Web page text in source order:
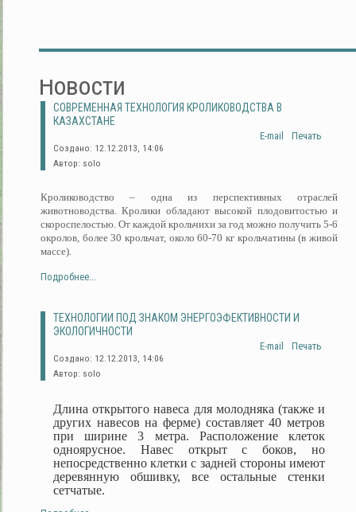
Новости
СОВРЕМЕННАЯ ТЕХНОЛОГИЯ КРОЛИКОВОДСТВА В
КАЗАХСТАНЕ
Печать
E-mail
Создано: 12.12.2013, 14:06
Автор: solo
Кролиководство – одна из перспективных отраслей
животноводства. Кролики обладают высокой плодовитостью и
скороспелостью. От каждой крольчихи за год можно получить 5-6
окролов, более 30 крольчат, около 60-70 кг крольчатины (в живой
массе).
Подробнее...
ТЕХНОЛОГИИ ПОД ЗНАКОМ ЭНЕРГОЭФЕКТИВНОСТИ И
ЭКОЛОГИЧНОСТИ
Печать
E-mail
Создано: 12.12.2013, 14:06
Автор: solo
Длина открытого навеса для молодняка (также и
других навесов на ферме) составляет 40 метров
при ширине 3 метра. Расположение клеток
одноярусное. Навес открыт с боков, но
непосредственно клетки с задней стороны имеют
деревянную обшивку, все остальные стенки
сетчатые.